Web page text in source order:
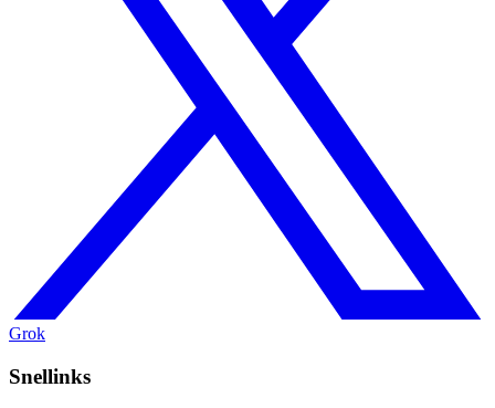
Grok
Snellinks